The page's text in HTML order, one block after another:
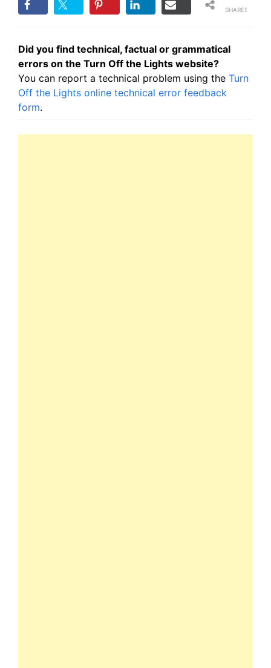
SHARES
Did you find technical, factual or grammatical
errors on the Turn Off the Lights website?
You can report a technical problem using the Turn
Off the Lights online technical error feedback
form.